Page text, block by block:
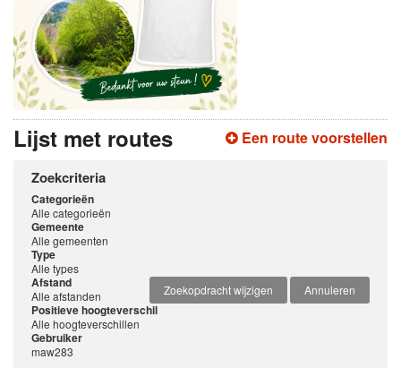
WACHTWOORD VERGETEN
Een route voorstellen
Lijst met routes
Zoekcriteria
Categorieën
Alle categorieën
Gemeente
Alle gemeenten
Type
Alle types
Zoekopdracht wijzigen
Annuleren
Afstand
Alle afstanden
Positieve hoogteverschil
Alle hoogteverschillen
Gebruiker
maw283